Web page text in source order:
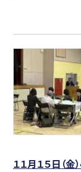
１１月１５日（